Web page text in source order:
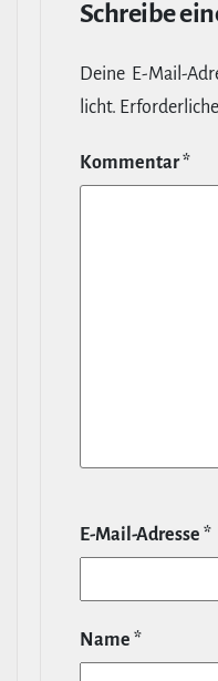
Schreibe
Deine E‑Mail-​
licht.
Kommentar*
E‑Mail-​Adresse *
Name *